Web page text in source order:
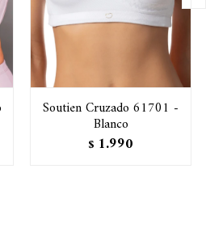
Soutien Cruzado 61701 -
Blanco
$ 1.990